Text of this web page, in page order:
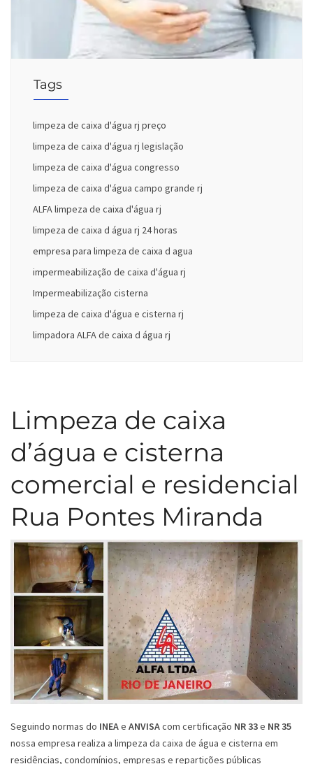
Tags
limpeza de caixa d'água rj preço
limpeza de caixa d'água rj legislação
limpeza de caixa d'água congresso
limpeza de caixa d'água campo grande rj
ALFA limpeza de caixa d'água rj
limpeza de caixa d água rj 24 horas
empresa para limpeza de caixa d agua
impermeabilização de caixa d'água rj
Impermeabilização cisterna
limpeza de caixa d'água e cisterna rj
limpadora ALFA de caixa d água rj
Limpeza de caixa
d’água e cisterna
comercial e residencial
Rua Pontes Miranda
Seguindo normas do INEAe ANVISAcom certificação NR 33e NR 35
nossa empresa realiza a limpeza da caixa de água e cisterna em
residências, condomínios, empresas e repartições públicas